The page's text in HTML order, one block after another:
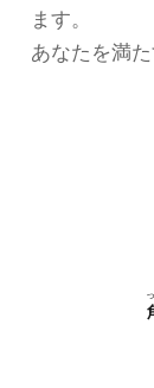
ます。
あなたを満た